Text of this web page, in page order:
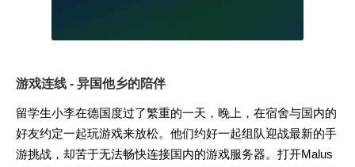
游戏连线 - 异国他乡的陪伴
留学生小李在德国度过了繁重的一天，晚上，在宿舍与国内的
好友约定一起玩游戏来放松。他们约好一起组队迎战最新的手
游挑战，却苦于无法畅快连接国内的游戏服务器。打开Malus